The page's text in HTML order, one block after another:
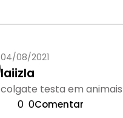
04/08/2021
laiizla
colgate testa em animais
0 0Comentar